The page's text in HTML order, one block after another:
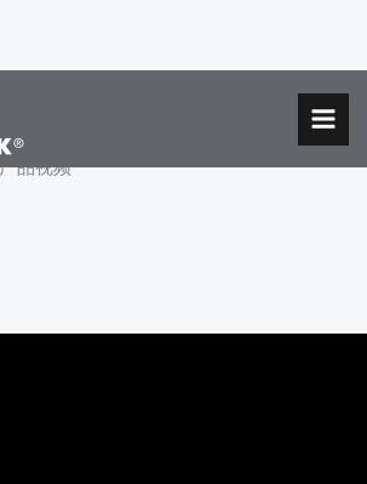
品视频